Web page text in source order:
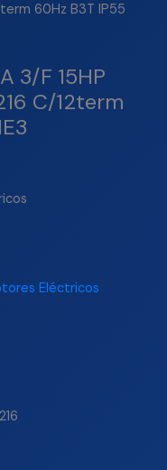
60Hz B3T IP55
3/F 15HP
C/12term
Eléctricos